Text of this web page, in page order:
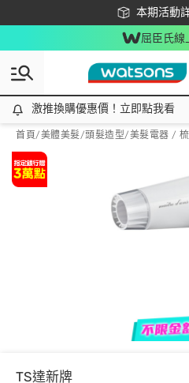
本期活動
下載app最
屈臣氏線
激推換購優惠價！立即點我看
激推換購優惠價！立即點我看
首頁/美體美髮/頭髮造型/美髮電器 /
TS達新牌